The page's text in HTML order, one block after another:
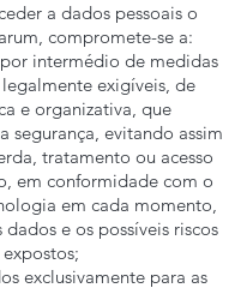
a dados pessoais o
compromete-se a:
intermédio de medidas
exigíveis, de
e organizativa, que
segurança, evitando assim
tratamento ou acesso
em conformidade com o
em cada momento,
dados e os possíveis riscos
exclusivamente para as